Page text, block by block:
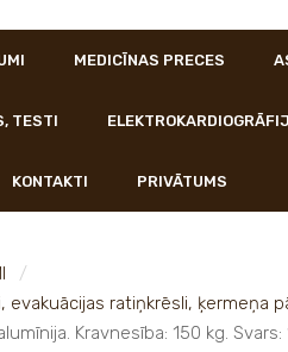
MEDICĪNAS PRECES
TESTI
KONTAKTI PRIVĀTUMS
ratiņkrēsli, ķermeņa
Kravnesība: 150 kg. Svars: